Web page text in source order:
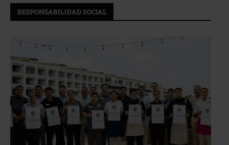
RESPONSABILIDAD SOCIAL